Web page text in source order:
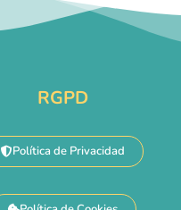
RGPD
Política de Privacidad